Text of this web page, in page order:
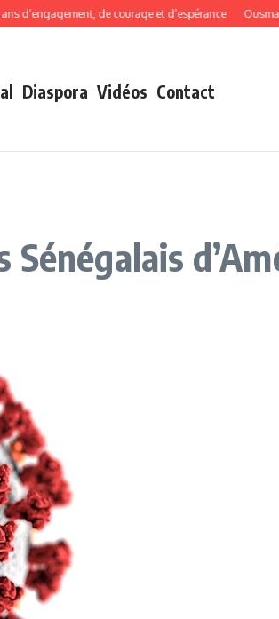
de courage et d’espérance Ousmane
Diaspora Vidéos Contact
Sénégalais